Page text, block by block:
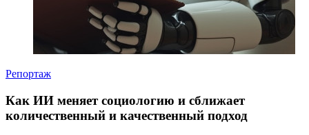
Репортаж
Как ИИ меняет социологию и сближает
количественный и качественный подход